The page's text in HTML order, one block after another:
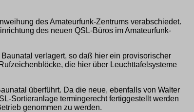
des Amateurfunk-Zentrums verabschiedet.
des neuen QSL-Büros im Amateurfunk-
verlagert, so daß hier ein provisorischer
die hier über Leuchttafelsysteme
überführt. Da die neue, ebenfalls von Walter
Sortieranlage termingerecht fertiggestellt werden
genommen zu werden.